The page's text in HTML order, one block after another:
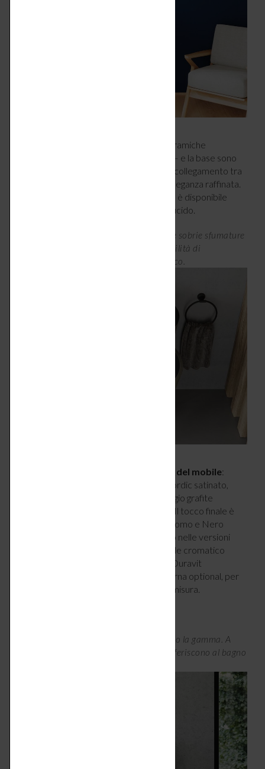
– dalla forma rivisitata e con ceramiche
– e la base sono
uniti quasi senza soluzione di continuità, il collegamento tra
loro crea un bordo preciso che dona un’eleganza raffinata.
Oltre alla ceramica bianca lucida, il lavabo è disponibile
anche in Bianco satinato, Nero opaco e lucido.
La scelta tra le eleganti tonalità lucide e le sobrie sfumature
satinate del mobile apre molteplici possibilità di
combinazioni per creare un ambiente unico.
Moltissime le opzioni per la laccatura del mobile:
Bianco lucido, Bianco satinato, Bianco Nordic satinato,
Taupe satinato, Grigio pietra satinato, Grigio grafite
satinato, Blu notte satinato, Nero lucido. Il tocco finale è
dato dalle maniglie che, oltre ai classici Cromo e Nero
diamante, possono essere in Oro lucido o nelle versioni
spazzolate in Bronzo e Acciaio. L’ensemble cromatico
continua con le rubinetterie e accessori Duravit
selezionati, e con l’illuminazione LED interna optional, per
creare un vero e proprio pezzo unico su misura.
I lavabi in Nero opaco e lucido completano la gamma. A
seconda della combinazione di colori conferiscono al bagno